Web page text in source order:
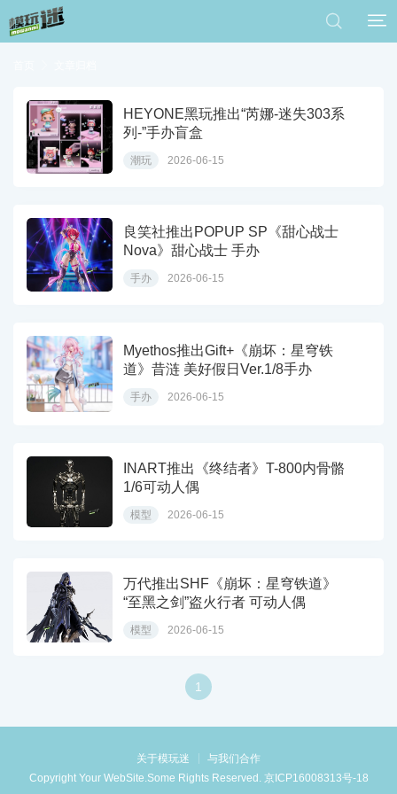


HEYONE黑玩推出“芮娜-迷失303系
列-”手办盲盒
潮玩 2026-06-15
良笑社推出POPUP SP《甜心战士
Nova》甜心战士 手办
手办 2026-06-15
Myethos推出Gift+《崩坏：星穹铁
道》昔涟 美好假日Ver.1/8手办
手办 2026-06-15
INART推出《终结者》T-800内骨骼
1/6可动人偶
模型 2026-06-15
万代推出SHF《崩坏：星穹铁道》
“至黑之剑”盗火行者 可动人偶
模型 2026-06-15
1
关于模玩迷
与我们合作
Copyright Your WebSite.Some Rights Reserved. 京ICP16008313号-18